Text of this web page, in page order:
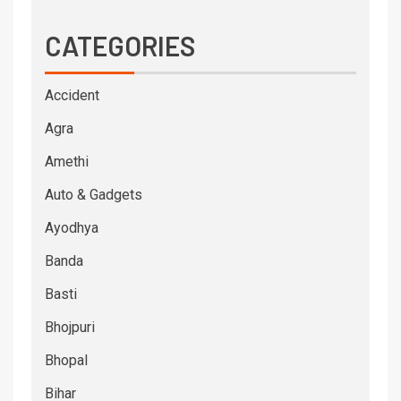
CATEGORIES
Accident
Agra
Amethi
Auto & Gadgets
Ayodhya
Banda
Basti
Bhojpuri
Bhopal
Bihar